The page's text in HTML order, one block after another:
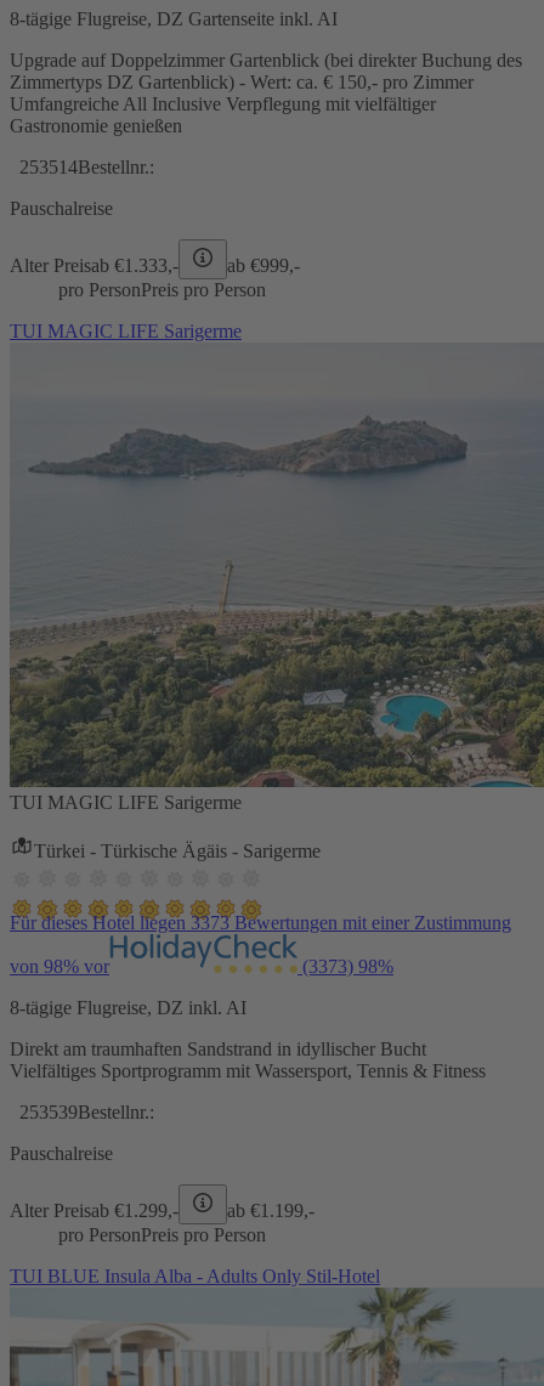
8-tägige Flugreise, DZ Gartenseite inkl. AI
Upgrade auf Doppelzimmer Gartenblick (bei direkter Buchung des
Zimmertyps DZ Gartenblick) - Wert: ca. € 150,- pro Zimmer
Umfangreiche All Inclusive Verpflegung mit vielfältiger
Gastronomie genießen
253514Bestellnr.:
Pauschalreise
Alter Preisab €1.333,- ab €999,-
pro PersonPreis pro Person
TUI MAGIC LIFE Sarigerme
TUI MAGIC LIFE Sarigerme
Türkei - Türkische Ägäis - Sarigerme
Für dieses Hotel liegen 3373 Bewertungen mit einer Zustimmung
von 98% vor (3373) 98%
8-tägige Flugreise, DZ inkl. AI
Direkt am traumhaften Sandstrand in idyllischer Bucht
Vielfältiges Sportprogramm mit Wassersport, Tennis & Fitness
253539Bestellnr.:
Pauschalreise
Alter Preisab €1.299,- ab €1.199,-
pro PersonPreis pro Person
TUI BLUE Insula Alba - Adults Only Stil-Hotel